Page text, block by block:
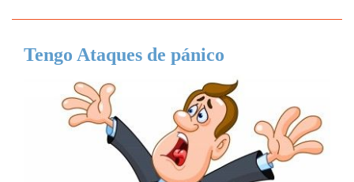
Tengo Ataques de pánico